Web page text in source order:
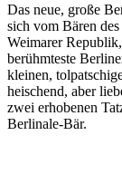
Das neue, große
sich vom Bären
Weimarer
berühmteste
kleinen,
heischend, aber
zwei erhobenen
Berlinale-Bär.